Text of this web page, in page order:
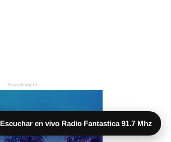
Escuchar en vivo Radio Fantastica 91.7 Mhz